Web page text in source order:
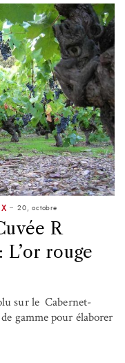
20, octobre
R
L’or rouge
sur le Cabernet-
gamme pour élaborer